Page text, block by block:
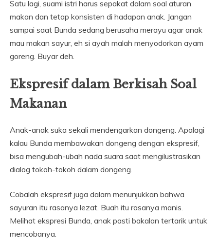
Satu lagi, suami istri harus sepakat dalam soal aturan
makan dan tetap konsisten di hadapan anak. Jangan
sampai saat Bunda sedang berusaha merayu agar anak
mau makan sayur, eh si ayah malah menyodorkan ayam
goreng. Buyar deh.
Ekspresif dalam Berkisah Soal
Makanan
Anak-anak suka sekali mendengarkan dongeng. Apalagi
kalau Bunda membawakan dongeng dengan ekspresif,
bisa mengubah-ubah nada suara saat mengilustrasikan
dialog tokoh-tokoh dalam dongeng.
Cobalah ekspresif juga dalam menunjukkan bahwa
sayuran itu rasanya lezat. Buah itu rasanya manis.
Melihat ekspresi Bunda, anak pasti bakalan tertarik untuk
mencobanya.